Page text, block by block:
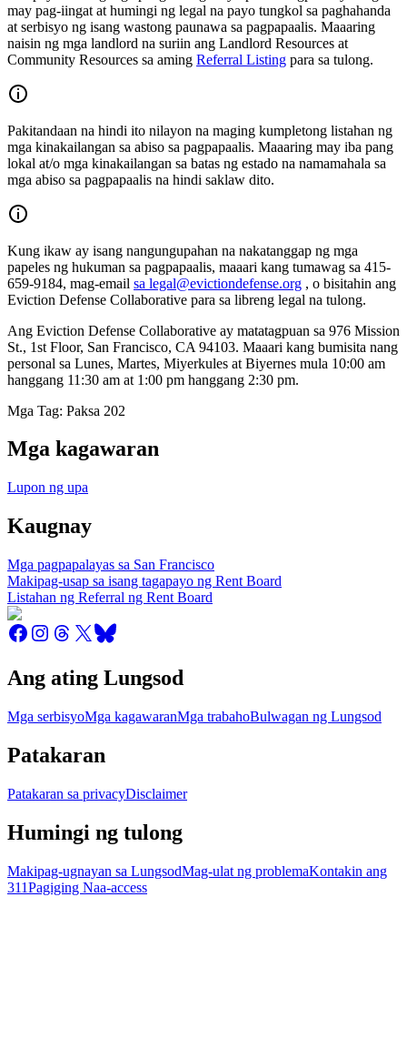
may pag-iingat at humingi ng legal na payo tungkol sa paghahanda
at serbisyo ng isang wastong paunawa sa pagpapaalis. Maaaring
naisin ng mga landlord na suriin ang Landlord Resources at
Community Resources sa aming Referral Listing para sa tulong.
Pakitandaan na hindi ito nilayon na maging kumpletong listahan ng
mga kinakailangan sa abiso sa pagpapaalis. Maaaring may iba pang
lokal at/o mga kinakailangan sa batas ng estado na namamahala sa
mga abiso sa pagpapaalis na hindi saklaw dito.
Kung ikaw ay isang nangungupahan na nakatanggap ng mga
papeles ng hukuman sa pagpapaalis, maaari kang tumawag sa 415-
659-9184, mag-email sa legal@evictiondefense.org , o bisitahin ang
Eviction Defense Collaborative para sa libreng legal na tulong.
Ang Eviction Defense Collaborative ay matatagpuan sa 976 Mission
St., 1st Floor, San Francisco, CA 94103. Maaari kang bumisita nang
personal sa Lunes, Martes, Miyerkules at Biyernes mula 10:00 am
hanggang 11:30 am at 1:00 pm hanggang 2:30 pm.
Mga Tag: Paksa 202
Mga kagawaran
Lupon ng upa
Kaugnay
Mga pagpapalayas sa San Francisco
Makipag-usap sa isang tagapayo ng Rent Board
Listahan ng Referral ng Rent Board
Ang ating Lungsod
Mga serbisyoMga kagawaranMga trabahoBulwagan ng Lungsod
Patakaran
Patakaran sa privacyDisclaimer
Humingi ng tulong
Makipag-ugnayan sa LungsodMag-ulat ng problemaKontakin ang
311Pagiging Naa-access